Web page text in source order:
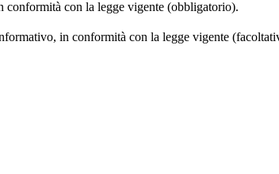
conformità con la legge vigente (obbligatorio).
in conformità con la legge vigente